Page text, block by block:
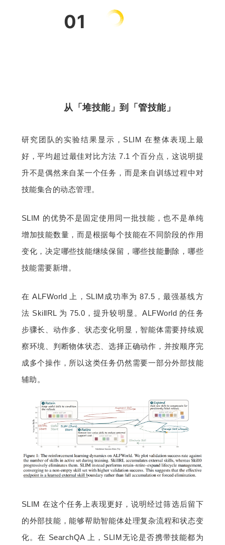
01
从「堆技能」到「管技能」
研究团队的实验结果显示，SLIM 在整体表现上最
好，平均超过最佳对比方法 7.1 个百分点，这说明提
升不是偶然来自某一个任务，而是来自训练过程中对
技能集合的动态管理。
SLIM 的优势不是固定使用同一批技能，也不是单纯
增加技能数量，而是根据每个技能在不同阶段的作用
变化，决定哪些技能继续保留，哪些技能删除，哪些
技能需要新增。
在 ALFWorld 上，SLIM成功率为 87.5，最强基线方
法 SkillRL 为 75.0，提升较明显。ALFWorld 的任务
步骤长、动作多、状态变化明显，智能体需要持续观
察环境、判断物体状态、选择正确动作，并按顺序完
成多个操作，所以这类任务仍然需要一部分外部技能
辅助。
SLIM 在这个任务上表现更好，说明经过筛选后留下
的外部技能，能够帮助智能体处理复杂流程和状态变
化。在 SearchQA 上，SLIM无论是否携带技能都为